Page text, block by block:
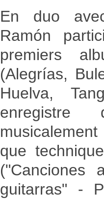
En duo
Ramón
premiers
(Alegrías,
Huelva,
enregistre
que
("Canciones
guitarras" -